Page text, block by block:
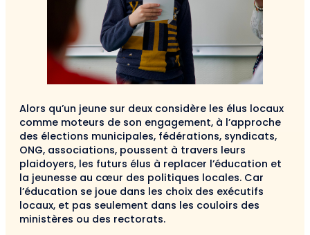
Alors qu’un jeune sur deux considère les élus locaux
comme moteurs de son engagement, à l’approche
des élections municipales, fédérations, syndicats,
ONG, associations, poussent à travers leurs
plaidoyers, les futurs élus à replacer l’éducation et
la jeunesse au cœur des politiques locales. Car
l’éducation se joue dans les choix des exécutifs
locaux, et pas seulement dans les couloirs des
ministères ou des rectorats.